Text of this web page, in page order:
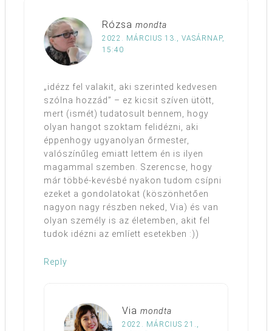
Rózsa mondta
2022. MÁRCIUS 13., VASÁRNAP,
15:40
„idézz fel valakit, aki szerinted kedvesen
szólna hozzád” – ez kicsit szíven ütött,
mert (ismét) tudatosult bennem, hogy
olyan hangot szoktam felidézni, aki
éppenhogy ugyanolyan őrmester,
valószínűleg emiatt lettem én is ilyen
magammal szemben. Szerencse, hogy
már többé-kevésbé nyakon tudom csípni
ezeket a gondolatokat (köszönhetően
nagyon nagy részben neked, Via) és van
olyan személy is az életemben, akit fel
tudok idézni az emlíett esetekben :))
Reply
Via mondta
2022. MÁRCIUS 21.,